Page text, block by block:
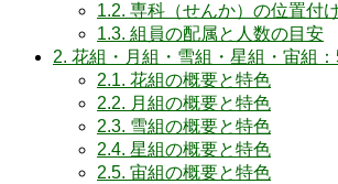
1.2. 専科（せんか）の位置付
1.3. 組員の配属と人数の目安
2. 花組・月組・雪組・星組・宙組
2.1. 花組の概要と特色
2.2. 月組の概要と特色
2.3. 雪組の概要と特色
2.4. 星組の概要と特色
2.5. 宙組の概要と特色